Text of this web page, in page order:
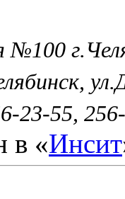
№100
23-55,
в «Инсит